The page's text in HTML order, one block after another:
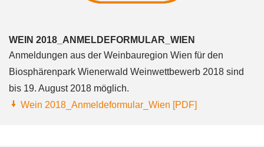
WEIN 2018_ANMELDEFORMULAR_WIEN
Anmeldungen aus der Weinbauregion Wien für den
Biosphärenpark Wienerwald Weinwettbewerb 2018 sind
bis 19. August 2018 möglich.
Wein 2018_Anmeldeformular_Wien [PDF]